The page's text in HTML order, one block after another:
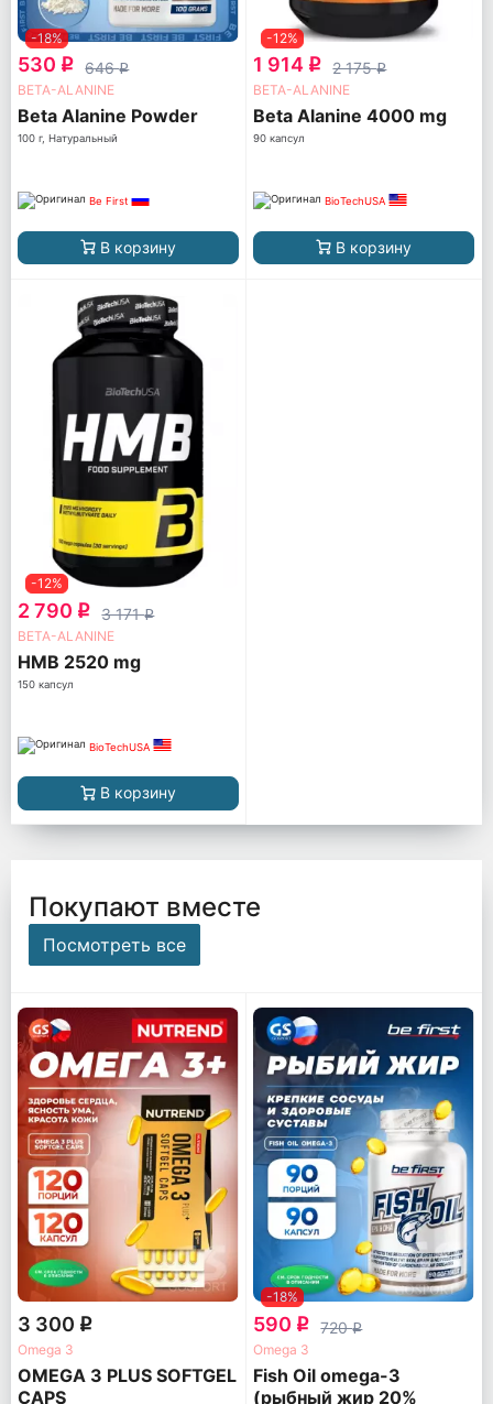
-18%
530 q 646q
BETA-ALANINE
Beta Alanine Powder
100 г, Натуральный
Be First
В корзину
-12%
1 914 q 2 175q
BETA-ALANINE
Beta Alanine 4000 mg
90 капсул
BioTechUSA
В корзину
-12%
2 790 q 3 171q
BETA-ALANINE
HMB 2520 mg
150 капсул
BioTechUSA
В корзину
Покупают вместе
Посмотреть все
3 300 q
Omega 3
OMEGA 3 PLUS SOFTGEL
CAPS
-18%
590 q 720q
Omega 3
Fish Oil omega-3
(рыбный жир 20%